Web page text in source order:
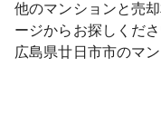
他のマンションと売
ージからお探しくださ
広島県廿日市市のマ